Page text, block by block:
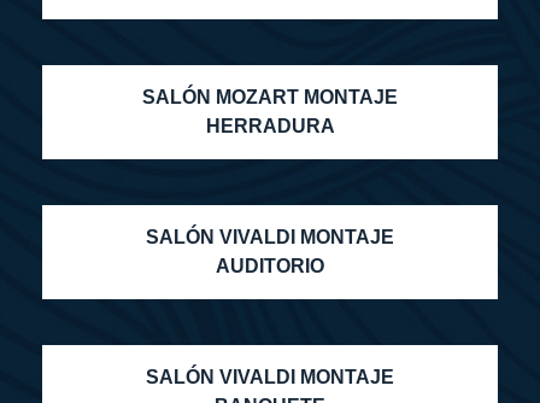
SALÓN MOZART MONTAJE
HERRADURA
SALÓN VIVALDI MONTAJE
AUDITORIO
SALÓN VIVALDI MONTAJE